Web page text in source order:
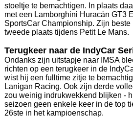
stoeltje te bemachtigen. In plaats
met een Lamborghini Huracán GT3
SportsCar Championship. Zijn beste
tweede plaats tijdens Petit Le Mans.
Terugkeer naar de IndyCar
Ondanks zijn uitstapje naar IMSA
richten op een terugkeer in de
wist hij een fulltime zitje te
Lanigan Racing. Ook zijn derde
zou weinig indrukwekkend blijken -
seizoen geen enkele keer in de top
26ste in het kampioenschap.